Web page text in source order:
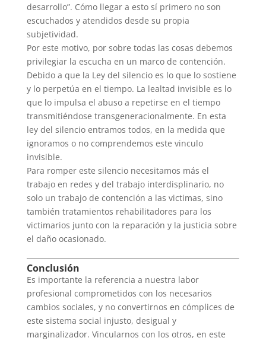
desarrollo”. Cómo llegar a esto sí primero no son
escuchados y atendidos desde su propia
subjetividad.
Por este motivo, por sobre todas las cosas debemos
privilegiar la escucha en un marco de contención.
Debido a que la Ley del silencio es lo que lo sostiene
y lo perpetúa en el tiempo. La lealtad invisible es lo
que lo impulsa el abuso a repetirse en el tiempo
transmitiéndose transgeneracionalmente. En esta
ley del silencio entramos todos, en la medida que
ignoramos o no comprendemos este vinculo
invisible.
Para romper este silencio necesitamos más el
trabajo en redes y del trabajo interdisplinario, no
solo un trabajo de contención a las victimas, sino
también tratamientos rehabilitadores para los
victimarios junto con la reparación y la justicia sobre
el daño ocasionado.
Conclusión
Es importante la referencia a nuestra labor
profesional comprometidos con los necesarios
cambios sociales, y no convertirnos en cómplices de
este sistema social injusto, desigual y
marginalizador. Vincularnos con los otros, en este